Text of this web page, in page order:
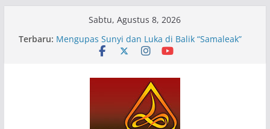
Sabtu, Agustus 8, 2026
Terbaru: Pameran Lukisan Komunitas Patria Seni Rupa
Kota Blitar : Ketika “Bergerak” Menjadi Mantra
Mengupas Sunyi dan Luka di Balik “Samaleak”
Menjaga Marwah Seni dan Budaya: Catatan
Kunjungan Kerja Ir. Bambang Haryo Soekartono
(BHS) Anggota DPR RI ke Taman Budaya Jawa